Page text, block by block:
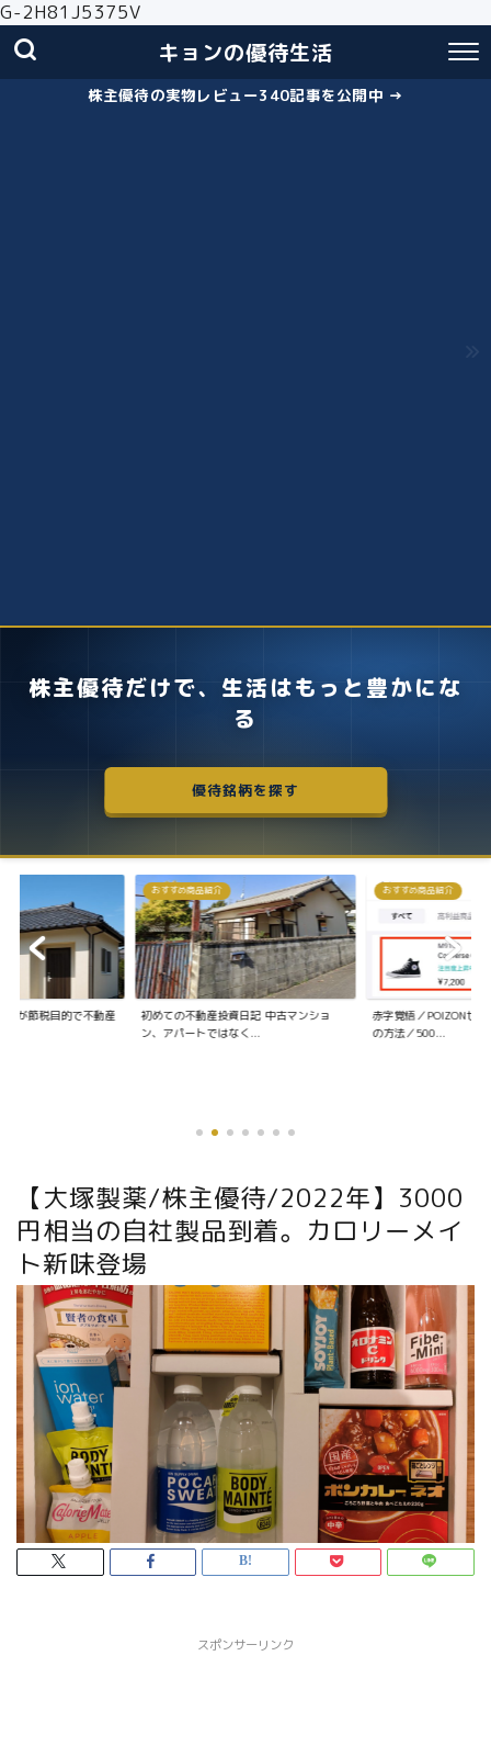
G-2H81J5375V
キョンの優待生活
株主優待の実物レビュー340記事を公開中 →
株主優待だけで、生活はもっと豊かにな
る
優待銘柄を探す
日記 中古マンショ
おすすめ商品紹介
赤字覚悟／POIZONせどりの仕入れ〜販売
の方法／500...
株主優待
失敗しないクロス取引
お得に株主優...
【大塚製薬/株主優待/2022年】3000
円相当の自社製品到着。カロリーメイ
ト新味登場
スポンサーリンク